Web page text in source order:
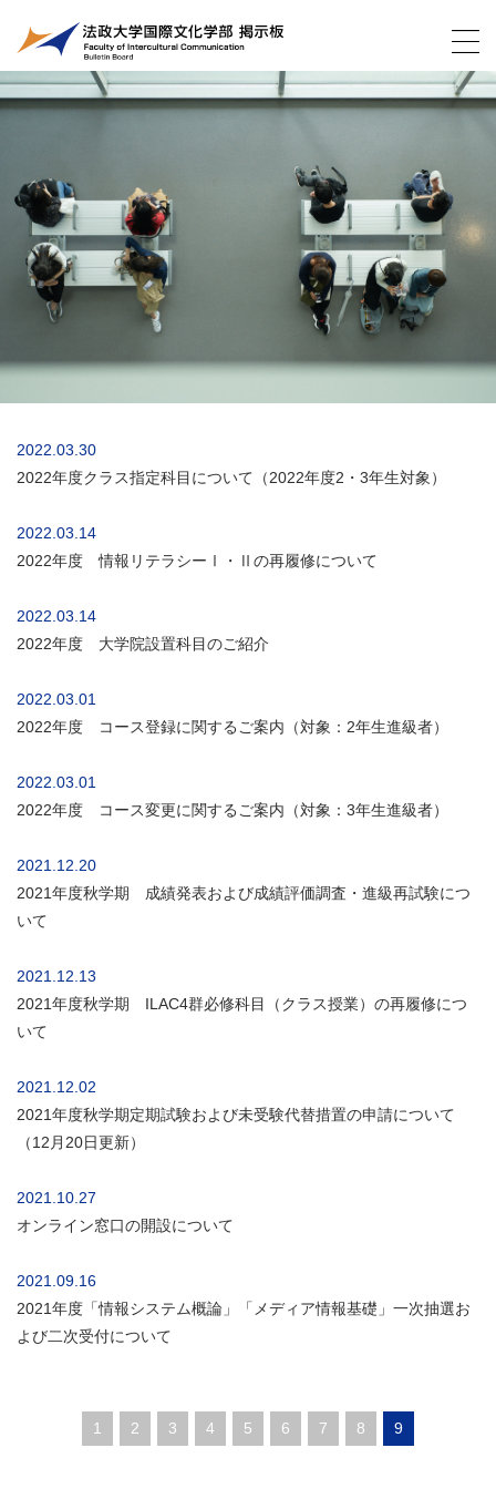
2022.03.30
2022年度クラス指定科目について（2022年度2・3年生対象）
2022.03.14
2022年度 情報リテラシーⅠ・Ⅱの再履修について
2022.03.14
2022年度 大学院設置科目のご紹介
2022.03.01
2022年度 コース登録に関するご案内（対象：2年生進級者）
2022.03.01
2022年度 コース変更に関するご案内（対象：3年生進級者）
2021.12.20
2021年度秋学期 成績発表および成績評価調査・進級再試験につ
いて
2021.12.13
2021年度秋学期 ILAC4群必修科目（クラス授業）の再履修につ
いて
2021.12.02
2021年度秋学期定期試験および未受験代替措置の申請について
（12月20日更新）
2021.10.27
オンライン窓口の開設について
2021.09.16
2021年度「情報システム概論」「メディア情報基礎」一次抽選お
よび二次受付について
1 2 3 4 5 6 7 8 9